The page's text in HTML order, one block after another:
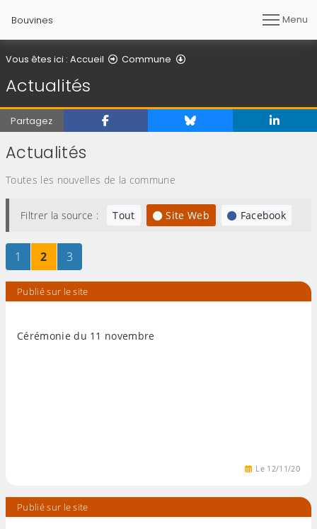
Bouvines Menu
Vous êtes ici : Accueil Commune
Actualités
Partagez
Actualités
Toutes les nouvelles de la commune
Filtrer la source : Tout Site Web Facebook
Page
1 sur 3Page
2sur 3Page
3sur 3
Publié sur le site
Cérémonie du 11 novembre
Le 12/11/20
Publié sur le site